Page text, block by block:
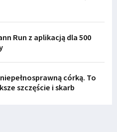
Run z aplikacją dla 500
córką. To
szczęście i skarb